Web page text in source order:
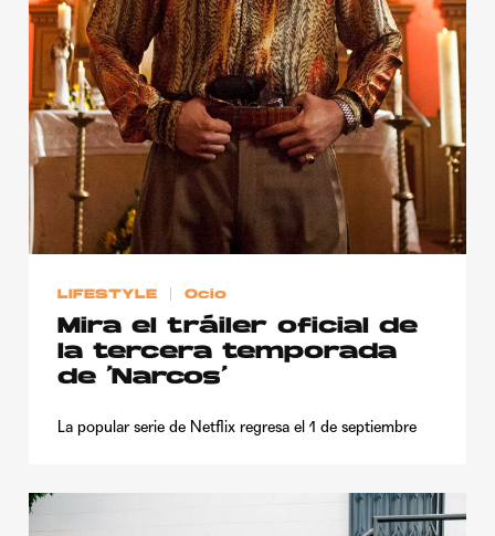
LIFESTYLE Ocio
Mira el tráiler oficial de
la tercera temporada
de ‘Narcos’
La popular serie de Netflix regresa el 1 de septiembre